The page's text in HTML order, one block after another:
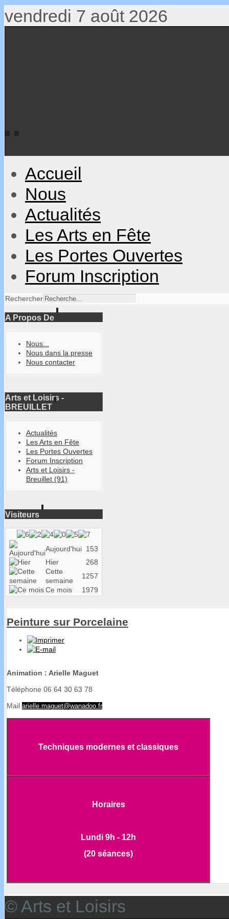
vendredi 7 août 2026
Accueil
Nous
Actualités
Les Arts en Fête
Les Portes Ouvertes
Forum Inscription
Rechercher
A Propos De
Nous...
Nous dans la presse
Nous contacter
Arts et Loisirs -
BREUILLET
Actualités
Les Arts en Fête
Les Portes Ouvertes
Forum Inscription
Arts et Loisirs -
Breuillet (91)
Visiteurs
Aujourd'hui 153
Hier
268
Cette
semaine
1257
Ce mois
1979
Peinture sur Porcelaine
Animation : Arielle Maguet
Téléphone 06 64 30 63 78
Mail arielle.maguet@wanadoo.fr
Techniques modernes et classiques
Horaires
Lundi 9h - 12h
(20 séances)
© Arts et Loisirs